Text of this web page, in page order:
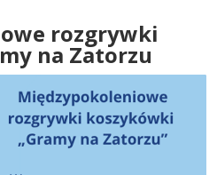
rozgrywki
na Zatorzu